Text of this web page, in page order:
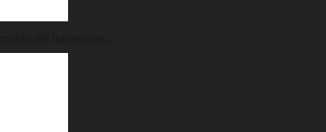
del tratamiento.